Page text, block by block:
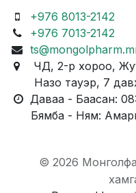
+976 8013-2142
+976 7013-2142
ЧД, 2-р хороо,
Назо тауэр, 7
Даваа - Баасан:
Бямба - Ням:
© 2026